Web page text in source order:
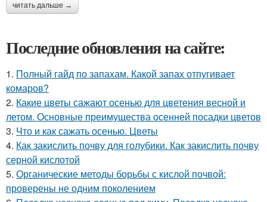
читать дальше →
Последние обновления на сайте:
1. Полный гайд по запахам. Какой запах отпугивает
комаров?
2. Какие цветы сажают осенью для цветения весной и
летом. Основные преимущества осенней посадки цветов
3. Что и как сажать осенью. Цветы
4. Как закислить почву для голубики. Как закислить почву
серной кислотой
5. Органические методы борьбы с кислой почвой:
проверены не одним поколением